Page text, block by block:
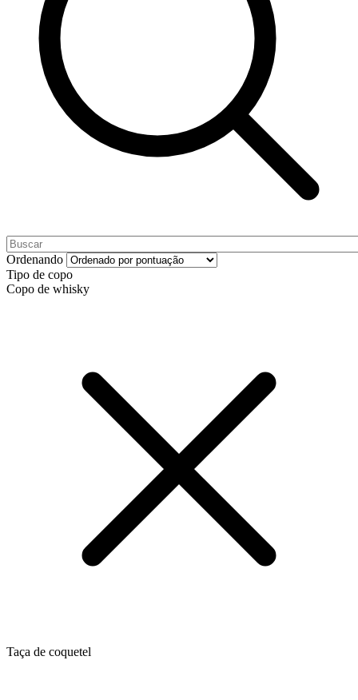
Ordenando
Tipo de copo
Copo de whisky
Taça de coquetel